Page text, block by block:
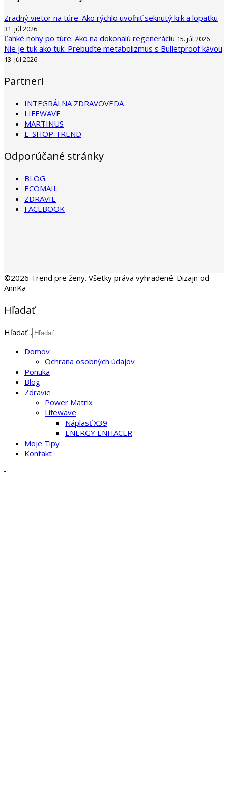
Zradný vietor na túre: Ako rýchlo uvoľniť seknutý krk a lopatku
31. júl 2026
Ľahké nohy po túre: Ako na dokonalú regeneráciu 15. júl 2026
Nie je tuk ako tuk: Prebuďte metabolizmus s Bulletproof kávou
13. júl 2026
Partneri
INTEGRÁLNA ZDRAVOVEDA
LIFEWAVE
MARTINUS
E-SHOP TREND
Odporúčané stránky
BLOG
ECOMAIL
ZDRAVIE
FACEBOOK
©2026 Trend pre ženy. Všetky práva vyhradené. Dizajn od
AnnKa
Hľadať
Hľadať...
Domov
Ochrana osobných údajov
Ponuka
Blog
Zdravie
Power Matrix
Lifewave
Náplasť X39
ENERGY ENHACER
Moje Tipy
Kontakt